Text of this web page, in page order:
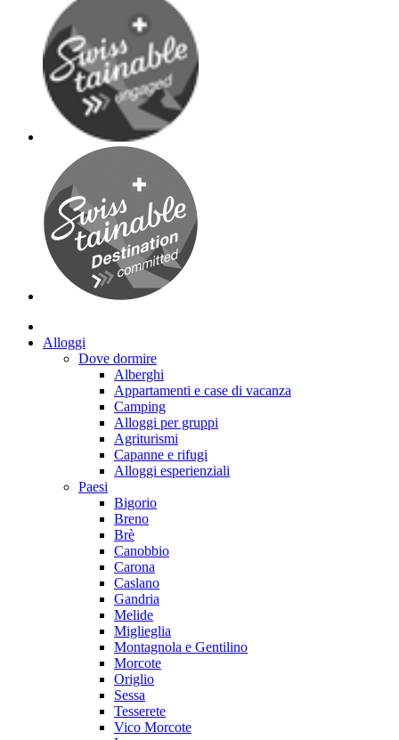
Alloggi
Dove dormire
Alberghi
Appartamenti e case di vacanza
Camping
Alloggi per gruppi
Agriturismi
Capanne e rifugi
Alloggi esperienziali
Paesi
Bigorio
Breno
Brè
Canobbio
Carona
Caslano
Gandria
Melide
Miglieglia
Montagnola e Gentilino
Morcote
Origlio
Sessa
Tesserete
Vico Morcote